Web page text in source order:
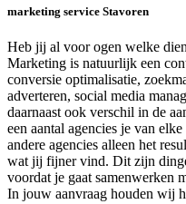
marketing service Stavoren
Heb jij al voor ogen welke
Marketing is natuurlijk een
conversie optimalisatie,
adverteren, social media
daarnaast ook verschil in de
een aantal agencies je van
andere agencies alleen het
wat jij fijner vind. Dit zijn
voordat je gaat samenwerken
In jouw aanvraag houden wij